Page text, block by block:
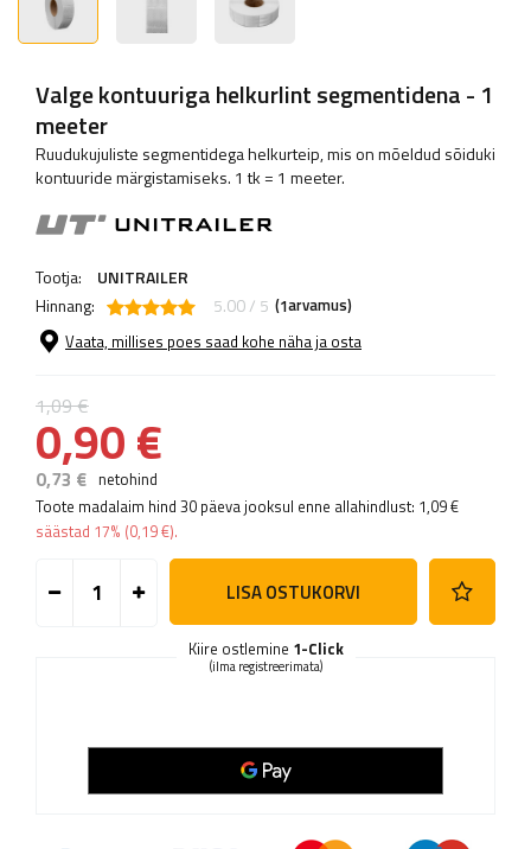
Valge kontuuriga helkurlint segmentidena - 1
meeter
Ruudukujuliste segmentidega helkurteip, mis on mõeldud sõiduki
kontuuride märgistamiseks. 1 tk = 1 meeter.
Tootja:
UNITRAILER
Hinnang:
5.00 / 5 (1arvamus)
Vaata, millises poes saad kohe näha ja osta
1,09 €
0,90 €
0,73 € netohind
Toote madalaim hind 30 päeva jooksul enne allahindlust: 1,09 €
säästad 17% (0,19 €).
LISA OSTUKORVI
Kiire ostlemine 1-Click
(ilma registreerimata)